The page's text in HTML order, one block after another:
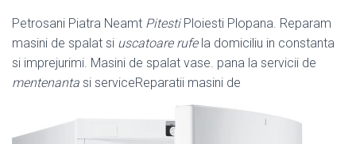
Petrosani Piatra Neamt PitestiPloiesti Plopana. Reparam
masini de spalat si uscatoare rufela domiciliu in constanta
si imprejurimi. Masini de spalat vase. pana la servicii de
mentenanta si serviceReparatii masini de